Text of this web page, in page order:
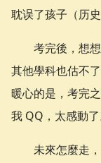
耽误了孩子（历
考完後，想
其他學科也估不
暖心的是，考完
我 QQ，太感動了
未來怎麼走